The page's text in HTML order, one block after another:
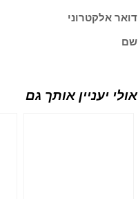
דואר אלקטרוני
שם
אולי יעניין אותך גם